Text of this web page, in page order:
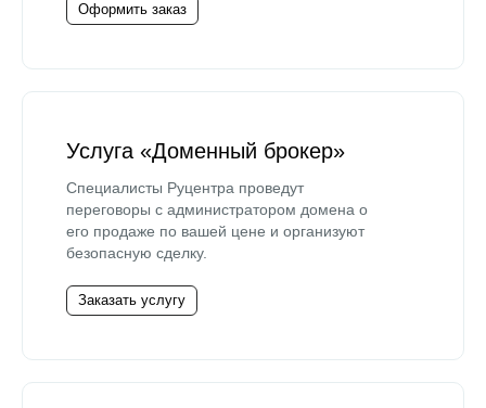
Оформить заказ
Услуга «Доменный брокер»
Специалисты Руцентра проведут
переговоры с администратором домена о
его продаже по вашей цене и организуют
безопасную сделку.
Заказать услугу